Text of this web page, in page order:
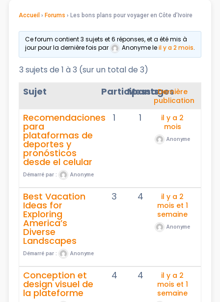
Accueil › Forums › Les bons plans pour voyager en Côte d’Ivoire
Ce forum contient 3 sujets et 6 réponses, et a été mis à
jour pour la dernière fois par
Anonymeleil y a 2 mois.
3 sujets de 1 à 3 (sur un total de 3)
Sujet Participants
Messages
Dernière
publication
Recomendaciones
para
plataformas de
deportes y
pronósticos
desde el celular
Démarré par : Anonyme
1 1
il y a 2
mois
Anonyme
Best Vacation
Ideas for
Exploring
America’s
Diverse
Landscapes
Démarré par : Anonyme
3 4
il y a 2
mois et 1
semaine
Anonyme
Conception et
design visuel de
la plateforme
4 4
il y a 2
mois et 1
semaine